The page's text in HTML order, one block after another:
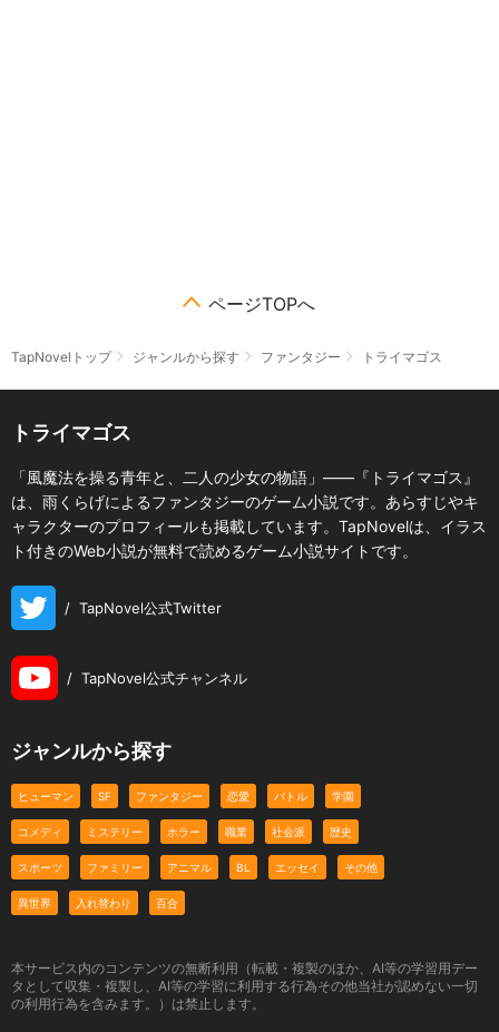
ページTOPへ
TapNovelトップ ジャンルから探す ファンタジー トライマゴス
トライマゴス
「風魔法を操る青年と、二人の少女の物語」――『トライマゴス』
は、雨くらげによるファンタジーのゲーム小説です。あらすじやキ
ャラクターのプロフィールも掲載しています。TapNovelは、イラス
ト付きのWeb小説が無料で読めるゲーム小説サイトです。
/ TapNovel公式Twitter
/ TapNovel公式チャンネル
ジャンルから探す
ヒューマン SF ファンタジー 恋愛 バトル 学園
コメディ ミステリー ホラー 職業 社会派 歴史
スポーツ ファミリー アニマル BL エッセイ その他
異世界 入れ替わり 百合
本サービス内のコンテンツの無断利用（転載・複製のほか、AI等の学習用デー
タとして収集・複製し、AI等の学習に利用する行為その他当社が認めない一切
の利用行為を含みます。）は禁止します。